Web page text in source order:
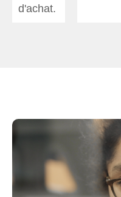
d'achat.